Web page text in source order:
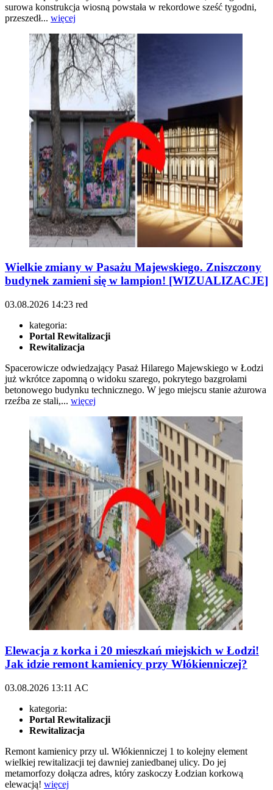
surowa konstrukcja wiosną powstała w rekordowe sześć tygodni,
przeszedł... więcej
Wielkie zmiany w Pasażu Majewskiego. Zniszczony
budynek zamieni się w lampion! [WIZUALIZACJE]
03.08.2026 14:23 red
kategoria:
Portal Rewitalizacji
Rewitalizacja
Spacerowicze odwiedzający Pasaż Hilarego Majewskiego w Łodzi
już wkrótce zapomną o widoku szarego, pokrytego bazgrołami
betonowego budynku technicznego. W jego miejscu stanie ażurowa
rzeźba ze stali,... więcej
Elewacja z korka i 20 mieszkań miejskich w Łodzi!
Jak idzie remont kamienicy przy Włókienniczej?
03.08.2026 13:11 AC
kategoria:
Portal Rewitalizacji
Rewitalizacja
Remont kamienicy przy ul. Włókienniczej 1 to kolejny element
wielkiej rewitalizacji tej dawniej zaniedbanej ulicy. Do jej
metamorfozy dołącza adres, który zaskoczy Łodzian korkową
elewacją! więcej